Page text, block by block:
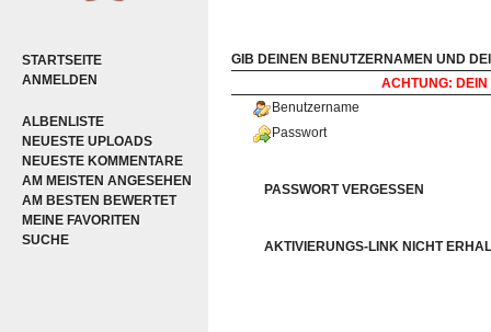
STARTSEITE
ANMELDEN
ALBENLISTE
NEUESTE UPLOADS
NEUESTE KOMMENTARE
AM MEISTEN ANGESEHEN
AM BESTEN BEWERTET
MEINE FAVORITEN
SUCHE
GIB DEINEN BENUTZERNAMEN UND
ACHTUNG: DEIN
Benutzername
Passwort
PASSWORT VERGESSEN
AKTIVIERUNGS-LINK NICHT